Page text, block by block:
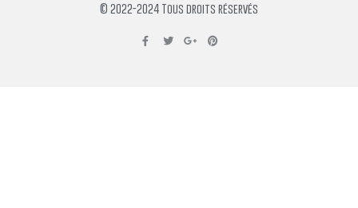
© 2022-2024 Tous droits réservés